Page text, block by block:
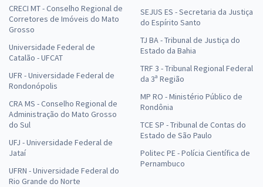
CRECI MT - Conselho Regional de
Corretores de Imóveis do Mato
Grosso
Universidade Federal de
Catalão - UFCAT
UFR - Universidade Federal de
Rondonópolis
CRA MS - Conselho Regional de
Administração do Mato Grosso
do Sul
UFJ - Universidade Federal de
Jataí
UFRN - Universidade Federal do
Rio Grande do Norte
SEJUS ES - Secretaria da Justiça
do Espírito Santo
TJ BA - Tribunal de Justiça do
Estado da Bahia
TRF 3 - Tribunal Regional Federal
da 3ª Região
MP RO - Ministério Público de
Rondônia
TCE SP - Tribunal de Contas do
Estado de São Paulo
Politec PE - Polícia Científica de
Pernambuco